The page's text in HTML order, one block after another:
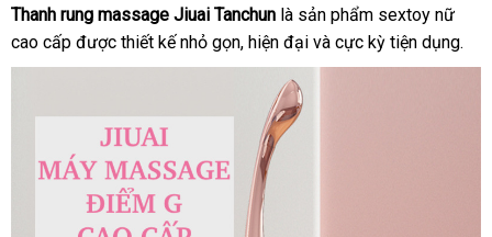
Thanh rung massage Jiuai Tanchun là sản phẩm sextoy nữ
cao cấp sử
dụng
được thiết kế nhỏ gọnlớn
, hiện đại đắt
nhất
và cực kỳ tiện dụng.